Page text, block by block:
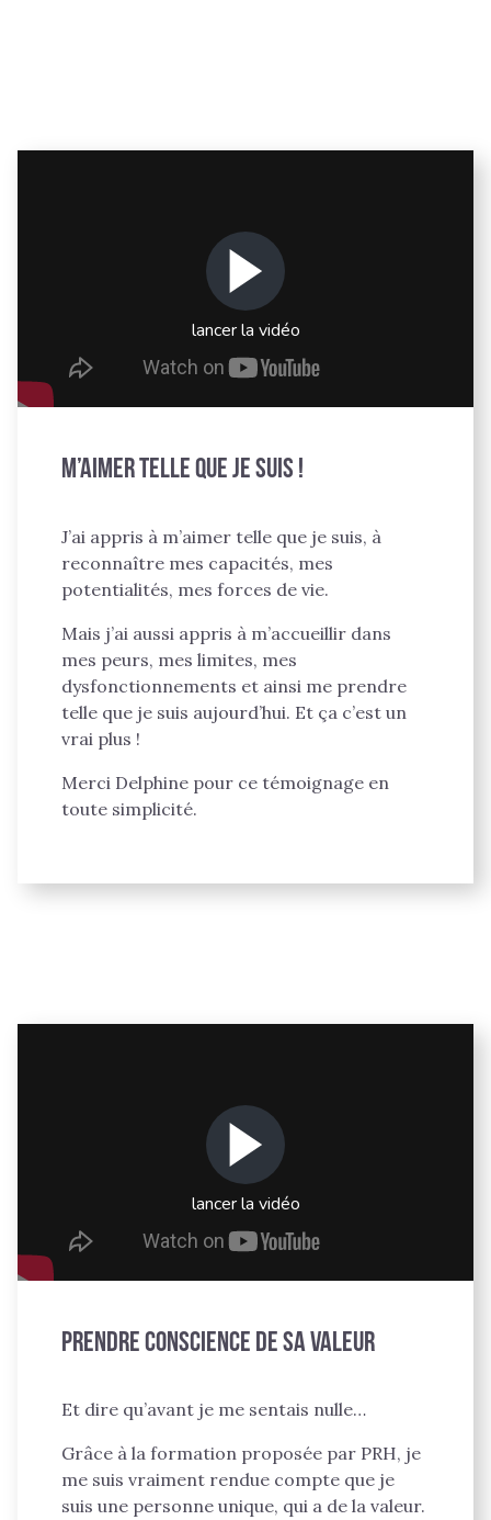
lancer la vidéo
M’aimer telle que je suis !
J’ai appris à m’aimer telle que je suis, à
reconnaître mes capacités, mes
potentialités, mes forces de vie.
Mais j’ai aussi appris à m’accueillir dans
mes peurs, mes limites, mes
dysfonctionnements et ainsi me prendre
telle que je suis aujourd’hui. Et ça c’est un
vrai plus !
Merci Delphine pour ce témoignage en
toute simplicité.
lancer la vidéo
Prendre conscience de sa valeur
Et dire qu’avant je me sentais nulle…
Grâce à la formation proposée par PRH, je
me suis vraiment rendue compte que je
suis une personne unique, qui a de la valeur.